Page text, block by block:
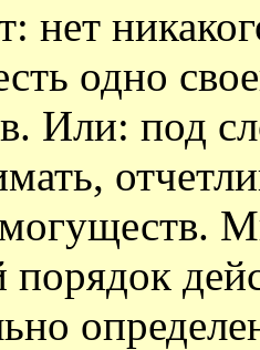
нет
одно
Или: под
порядок